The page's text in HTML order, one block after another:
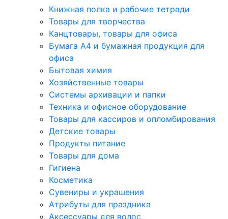
Книжная полка и рабочие тетради
Товары для творчества
Канцтовары, товары для офиса
Бумага А4 и бумажная продукция для
офиса
Бытовая химия
Хозяйственные товары
Системы архивации и папки
Техника и офисное оборудование
Товары для кассиров и опломбирования
Детские товары
Продукты питание
Товары для дома
Гигиена
Косметика
Сувениры и украшения
Атрибуты для праздника
Аксеcсуары для волос